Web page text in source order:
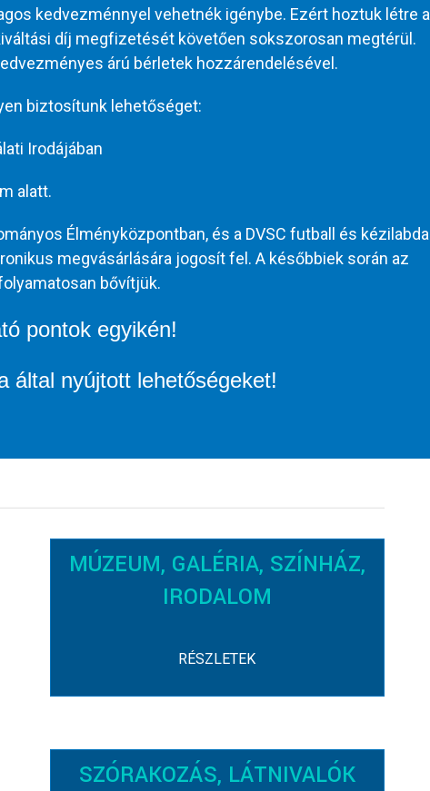
kedvezménnyel vehetnék igénybe. Ezért hoztuk létre a
díj megfizetését követően sokszorosan megtérül.
árú bérletek hozzárendelésével.
biztosítunk lehetőséget:
Irodájában
alatt.
Élményközpontban, és a DVSC futball és kézilabda
megvásárlására jogosít fel. A későbbiek során az
bővítjük.
pontok egyikén!
által nyújtott lehetőségeket!
MÚZEUM, GALÉRIA, SZÍNHÁZ,
IRODALOM
RÉSZLETEK
SZÓRAKOZÁS, LÁTNIVALÓK